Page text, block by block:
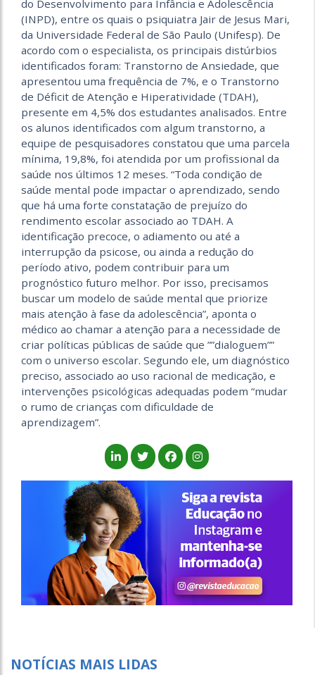
do Desenvolvimento para Infância e Adolescência
(INPD), entre os quais o psiquiatra Jair de Jesus Mari,
da Universidade Federal de São Paulo (Unifesp). De
acordo com o especialista, os principais distúrbios
identificados foram: Transtorno de Ansiedade, que
apresentou uma frequência de 7%, e o Transtorno
de Déficit de Atenção e Hiperatividade (TDAH),
presente em 4,5% dos estudantes analisados. Entre
os alunos identificados com algum transtorno, a
equipe de pesquisadores constatou que uma parcela
mínima, 19,8%, foi atendida por um profissional da
saúde nos últimos 12 meses. “Toda condição de
saúde mental pode impactar o aprendizado, sendo
que há uma forte constatação de prejuízo do
rendimento escolar associado ao TDAH. A
identificação precoce, o adiamento ou até a
interrupção da psicose, ou ainda a redução do
período ativo, podem contribuir para um
prognóstico futuro melhor. Por isso, precisamos
buscar um modelo de saúde mental que priorize
mais atenção à fase da adolescência”, aponta o
médico ao chamar a atenção para a necessidade de
criar políticas públicas de saúde que ””dialoguem””
com o universo escolar. Segundo ele, um diagnóstico
preciso, associado ao uso racional de medicação, e
intervenções psicológicas adequadas podem “mudar
o rumo de crianças com dificuldade de
aprendizagem”.
NOTÍCIAS MAIS LIDAS